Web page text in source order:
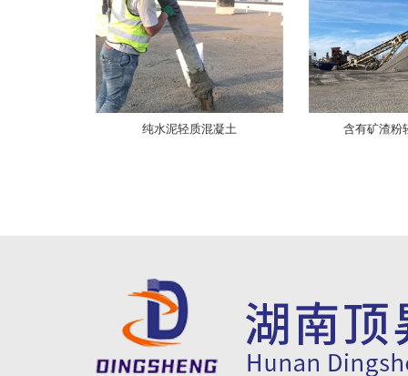
纯水泥轻质混凝土 含有矿渣粉